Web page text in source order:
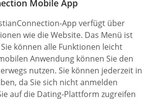
Mobile App
App verfügt über
wie die Website. Das Menü ist
können alle Funktionen leicht
Anwendung können Sie den
nutzen. Sie können jederzeit in
da Sie sich nicht anmelden
auf die Dating-Plattform zugreifen